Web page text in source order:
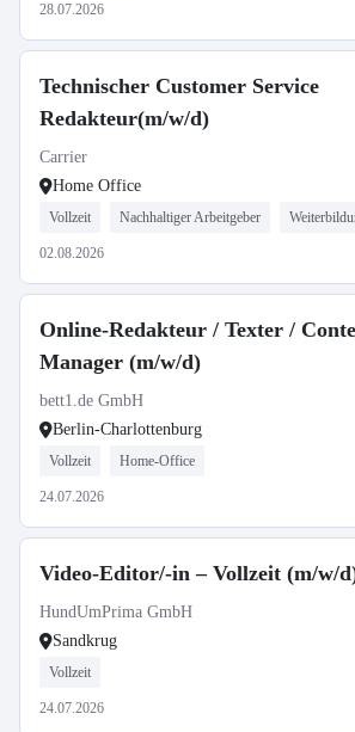
28.07.2026
Technischer Customer Service
Redakteur(m/w/d)
Carrier
Home Office
Vollzeit Nachhaltiger Arbeitgeber
02.08.2026
Online-Redakteur / Texter /
Manager (m/w/d)
bett1.de GmbH
Berlin-Charlottenburg
Vollzeit Home-Office
24.07.2026
Video-Editor/-in – Vollzeit (m/w/
HundUmPrima GmbH
Sandkrug
Vollzeit
24.07.2026